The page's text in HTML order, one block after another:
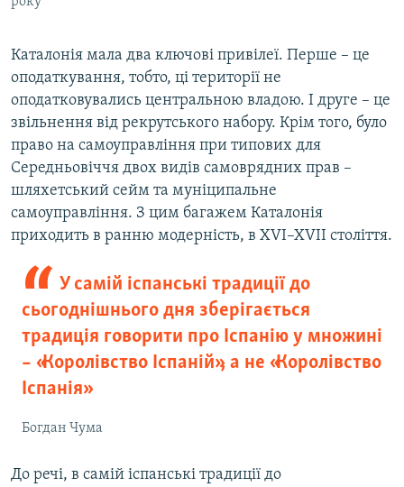
​Каталонія мала два ключові привілеї. Перше – це
оподаткування, тобто, ці території не
оподатковувались центральною владою. І друге – це
звільнення від рекрутського набору. Крім того, було
право на самоуправління при типових для
Середньовіччя двох видів самоврядних прав –
шляхетський сейм та муніципальне
самоуправління. З цим багажем Каталонія
приходить в ранню модерність, в XVI–XVIІ століття.
У самій іспанські традиції до
сьогоднішнього дня зберігається
традиція говорити про Іспанію у множині
– «Королівство Іспаній», а не «Королівство
Іспанія»
Богдан Чума
До речі, в самій іспанські традиції до